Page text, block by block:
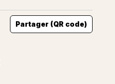
Partager (QR code)